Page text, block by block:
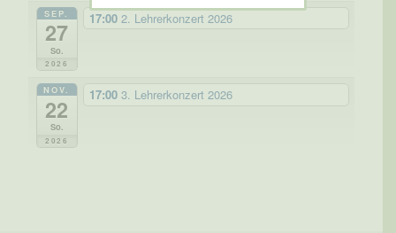
SEP.
27
So.
2026
17:00 2. Lehrerkonzert 2026
NOV.
22
So.
2026
17:00 3. Lehrerkonzert 2026